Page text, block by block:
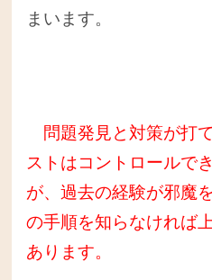
まいます。
問題発見と対策が打
ストはコントロールで
が、過去の経験が邪魔
の手順を知らなければ
あります。